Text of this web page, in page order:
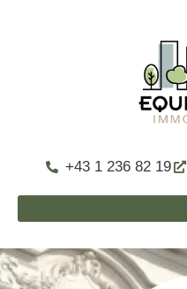
+43 1 236 82 19